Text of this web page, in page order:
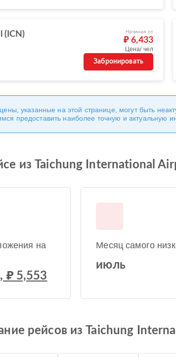
(ICN) Начиная от
₽ 6,433
Цена/ чел
Забронировать
указанные на этой странице, могут быть
предоставить наиболее точную и актуальную
из Taichung International
на
₽ 5,553
Месяц самого
июль
рейсов из Taichung